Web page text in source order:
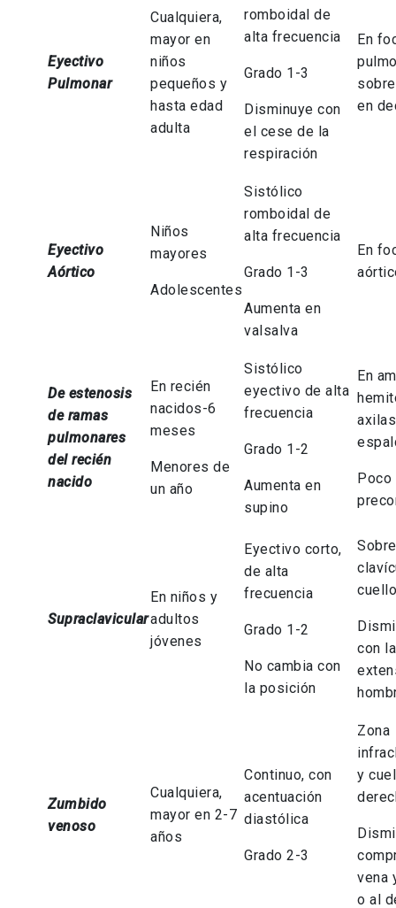
Eyectivo
Pulmonar
Cualquiera,
mayor en
niños
pequeños y
hasta edad
adulta
romboidal de
alta frecuencia
Grado 1-3
Disminuye con
el cese de la
respiración
En
en
Eyectivo
Aórtico
Niños
mayores
Adolescentes
Sistólico
romboidal de
alta frecuencia
Grado 1-3
Aumenta en
valsalva
En
De estenosis
de ramas
pulmonares
del recién
nacido
En recién
nacidos-6
meses
Menores de
un año
Sistólico
eyectivo de alta
frecuencia
Grado 1-2
Aumenta en
supino
En
Poco
Supraclavicular
En niños y
adultos
jóvenes
Eyectivo corto,
de alta
frecuencia
Grado 1-2
No cambia con
la posición
con la
Zumbido
venoso
Cualquiera,
mayor en 2-7
años
Continuo, con
acentuación
diastólica
Grado 2-3
Zona
y
vena
o al